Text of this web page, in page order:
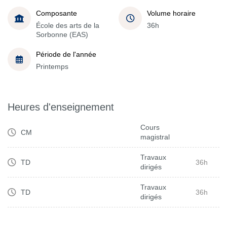
Composante
École des arts de la
Sorbonne (EAS)
Volume horaire
36h
Période de l'année
Printemps
Heures d'enseignement
CM
Cours
magistral
TD
Travaux
dirigés
36h
TD
Travaux
dirigés
36h